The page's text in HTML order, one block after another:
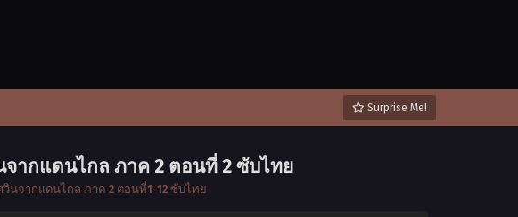
Surprise Me!
จากแดนไกล ภาค 2 ตอนที่ 2 ซับไทย
นจากแดนไกล ภาค 2 ตอนที่1-12 ซับไทย